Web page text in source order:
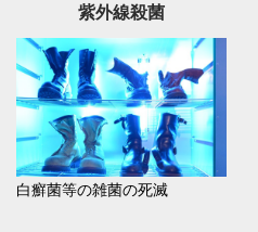
紫外線殺菌
白癬菌等の雑菌の死滅